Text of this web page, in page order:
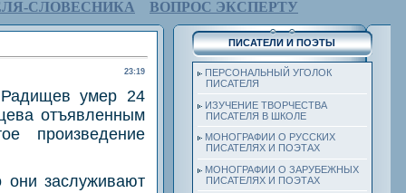
СЛОВЕСНИКА ВОПРОС ЭКСПЕРТУ
23:19
умер 24
отъявленным
произведение
они заслуживают
ПИСАТЕЛИ И ПОЭТЫ
ПЕРСОНАЛЬНЫЙ УГОЛОК
ПИСАТЕЛЯ
ИЗУЧЕНИЕ ТВОРЧЕСТВА
ПИСАТЕЛЯ В ШКОЛЕ
МОНОГРАФИИ О РУССКИХ
ПИСАТЕЛЯХ И ПОЭТАХ
МОНОГРАФИИ О ЗАРУБЕЖНЫХ
ПИСАТЕЛЯХ И ПОЭТАХ